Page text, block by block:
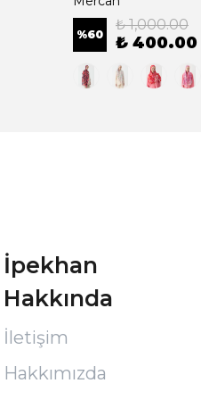
%60
₺ 1,000.00
₺ 400.00
İpekhan
Hakkında
İletişim
Hakkımızda